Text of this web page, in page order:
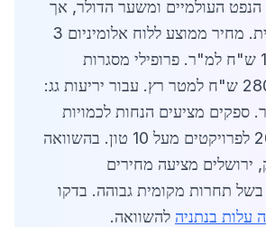
העולמיים ומשער הדולר, אך
נשמר יציב יחסית. מחיר ממוצע ללוח אלומיניום 3
מ"מ עומק: 180 ש"ח למ"ר. פרופילי מסגרות
חלונות: 280-380 ש"ח למטר רץ. עבור יריעות גג:
ספקים מציעים הנחות לכמויות
גדולות, עד 20% לפרויקטים מעל 10 טון. בהשוואה
ירושלים מציעה מחירים
בשל תחרות מקומית גבוהה. בדקו
עלות בנתניה להשוואה.